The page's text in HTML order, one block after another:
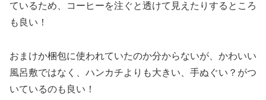
ているため、コーヒーを注ぐと透けて見えたりするところ
も良い！
おまけか梱包に使われていたのか分からないが、かわいい
風呂敷ではなく、ハンカチよりも大きい、手ぬぐい？がつ
いているのも良い！